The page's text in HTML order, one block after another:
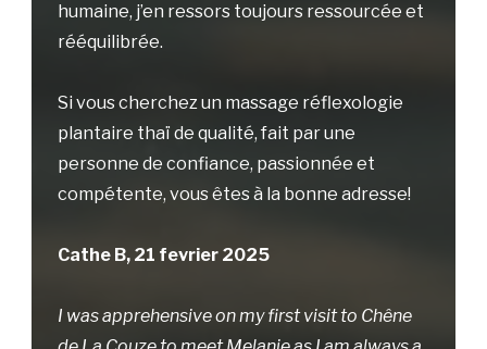
humaine, j’en ressors toujours ressourcée et
rééquilibrée.
Si vous cherchez un massage réflexologie
plantaire thaï de qualité, fait par une
personne de confiance, passionnée et
compétente, vous êtes à la bonne adresse!
Cathe B, 21 fevrier 2025
I was apprehensive on my first visit to Chêne